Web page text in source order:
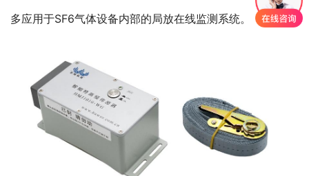
多应用于SF6气体设备内部的局放在线监测系统。